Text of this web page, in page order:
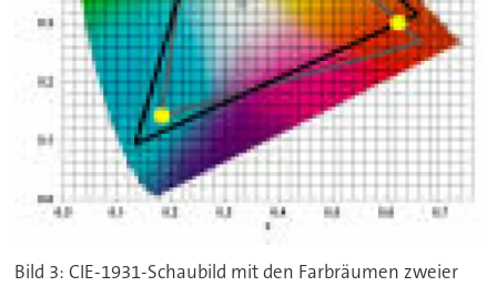
Bild 3: CIE-1931-Schaubild mit den Farbräumen zweier